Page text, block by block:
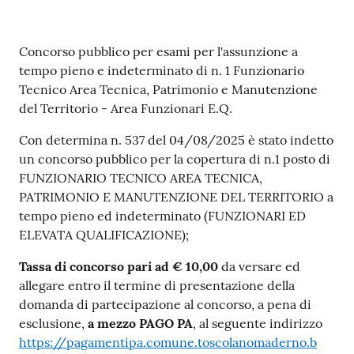
Contenuto
Concorso pubblico per esami per l'assunzione a
tempo pieno e indeterminato di n. 1 Funzionario
Tecnico Area Tecnica, Patrimonio e Manutenzione
del Territorio - Area Funzionari E.Q.
Con determina n. 537 del 04/08/2025 è stato indetto
un concorso pubblico per la copertura di n.1 posto di
FUNZIONARIO TECNICO AREA TECNICA,
PATRIMONIO E MANUTENZIONE DEL TERRITORIO a
tempo pieno ed indeterminato (FUNZIONARI ED
ELEVATA QUALIFICAZIONE);
Tassa di concorso pari ad € 10,00 da versare ed
allegare entro il termine di presentazione della
domanda di partecipazione al concorso, a pena di
esclusione, a mezzo PAGO PA, al seguente indirizzo
https://pagamentipa.comune.toscolanomaderno.b